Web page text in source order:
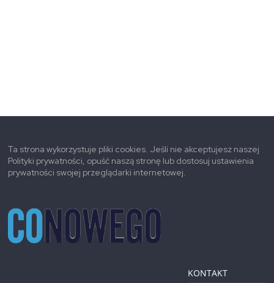
Ta strona wykorzystuje pliki cookies. Jeśli nie akceptujesz naszej
Polityki prywatności, opuść naszą stronę lub dostosuj ustawienia
prywatności swojej przeglądarki internetowej.
KONTAKT